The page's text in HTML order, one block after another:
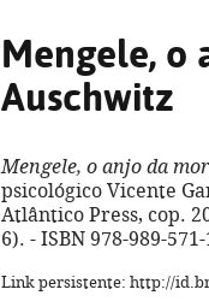
Mengele, o
Auschwitz
Mengele, o anjo da
psicológico Vicente
Atlântico Press, cop.
6). - ISBN 978-989-
Link persistente: http://